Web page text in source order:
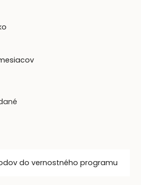
do vernostného programu